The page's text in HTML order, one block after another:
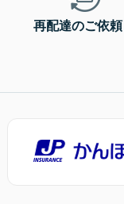
再配達のご依頼